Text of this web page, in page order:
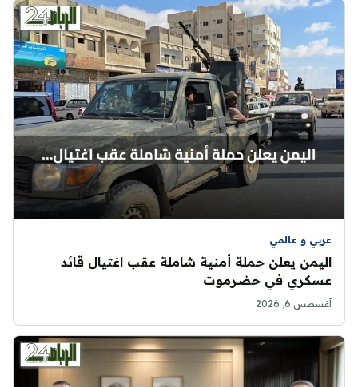
عربي و عالمي
اليمن يعلن حملة أمنية شاملة عقب اغتيال قائد
عسكري في حضرموت
أغسطس 6, 2026